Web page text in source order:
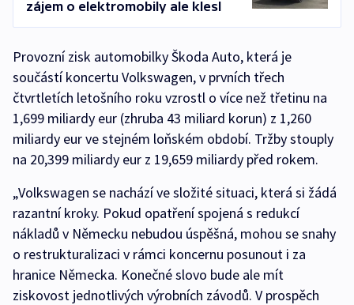
zájem o elektromobily ale klesl
Provozní zisk automobilky Škoda Auto, která je
součástí koncertu Volkswagen, v prvních třech
čtvrtletích letošního roku vzrostl o více než třetinu na
1,699 miliardy eur (zhruba 43 miliard korun) z 1,260
miliardy eur ve stejném loňském období. Tržby stouply
na 20,399 miliardy eur z 19,659 miliardy před rokem.
„Volkswagen se nachází ve složité situaci, která si žádá
razantní kroky. Pokud opatření spojená s redukcí
nákladů v Německu nebudou úspěšná, mohou se snahy
o restrukturalizaci v rámci koncernu posunout i za
hranice Německa. Konečné slovo bude ale mít
ziskovost jednotlivých výrobních závodů. V prospěch